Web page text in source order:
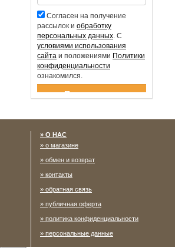
Согласен на получение
рассылок и обработку
персональных данных. С
условиями использования
сайта и положениями Политики
конфиденциальности
ознакомился.
Спасибо за подписку!
О НАС
о магазине
обмен и возврат
контакты
обратная связь
публичная оферта
политика конфиденциальности
персональные данные